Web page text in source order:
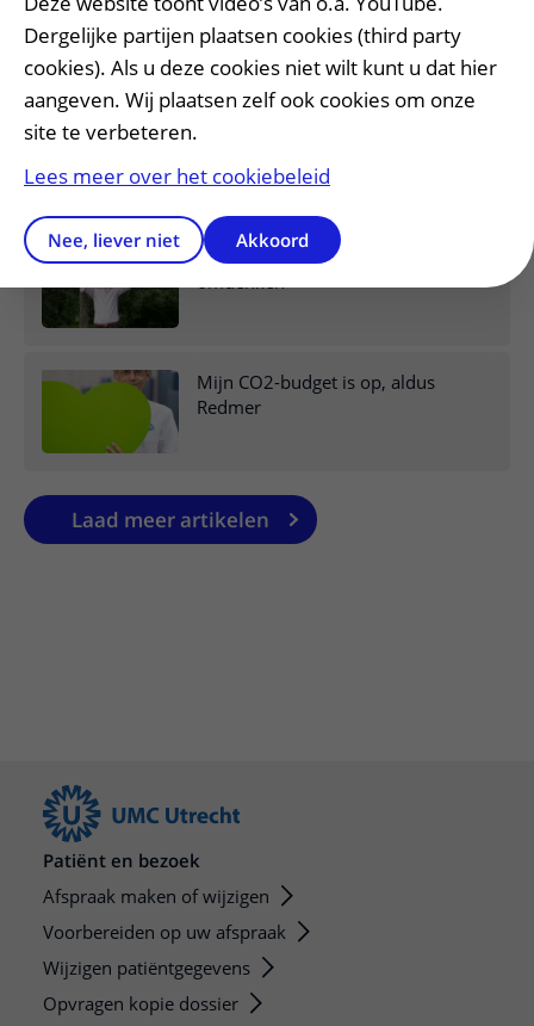
Bijzondere SDG erkenning voor
duurzaamheid
Duurzaamheid triggert Justijn tot
omdenken
Mijn CO2-budget is op, aldus
Redmer
Laad meer artikelen
Patiënt en bezoek
Afspraak maken of wijzigen
Voorbereiden op uw afspraak
Wijzigen patiëntgegevens
Opvragen kopie dossier
Dergelijke partijen plaatsen cookies (third party
cookies). Als u deze cookies niet wilt kunt u dat hier
aangeven. Wij plaatsen zelf ook cookies om onze
site te verbeteren.
Lees meer over het cookiebeleid
Nee, liever niet Akkoord